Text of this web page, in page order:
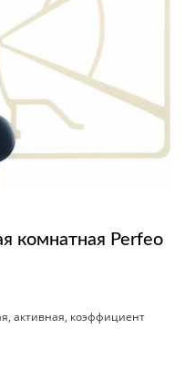
комнатная Perfeo
активная, коэффициент